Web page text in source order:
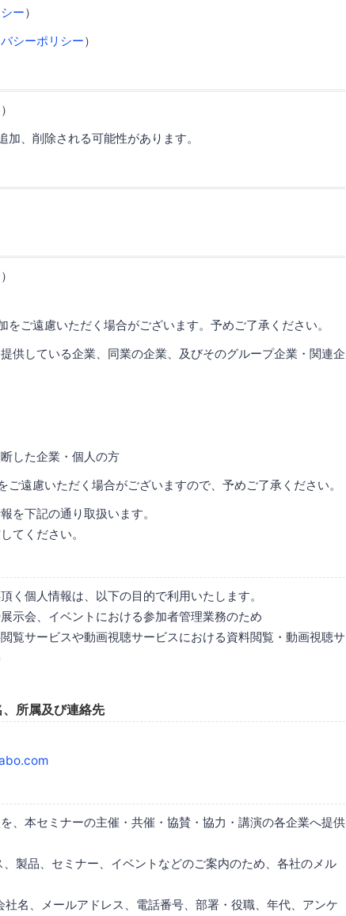
ー）
シーポリシー）
）
、削除される可能性があります。
）
ご遠慮いただく場合がございます。予めご了承ください。
供している企業、同業の企業、及びそのグループ企業・関連企
した企業・個人の方
遠慮いただく場合がございますので、予めご了承ください。
を下記の通り取扱います。
てください。
く個人情報は、以下の目的で利用いたします。
示会、イベントにおける参加者管理業務のため
覧サービスや動画視聴サービスにおける資料閲覧・動画視聴サ
所属及び連絡先
、本セミナーの主催・共催・協賛・協力・講演の各企業へ提供
製品、セミナー、イベントなどのご案内のため、各社のメル
名、メールアドレス、電話番号、部署・役職、年代、アンケ